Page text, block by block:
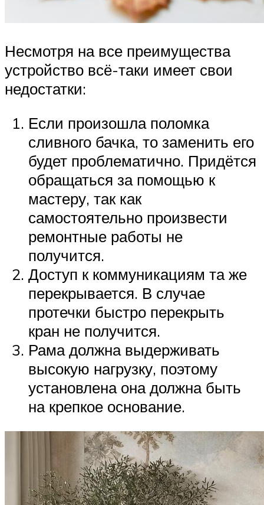
Несмотря на все преимущества
устройство всё-таки имеет свои
недостатки:
Если произошла поломка
сливного бачка, то заменить его
будет проблематично. Придётся
обращаться за помощью к
мастеру, так как
самостоятельно произвести
ремонтные работы не
получится.
Доступ к коммуникациям та же
перекрывается. В случае
протечки быстро перекрыть
кран не получится.
Рама должна выдерживать
высокую нагрузку, поэтому
установлена она должна быть
на крепкое основание.